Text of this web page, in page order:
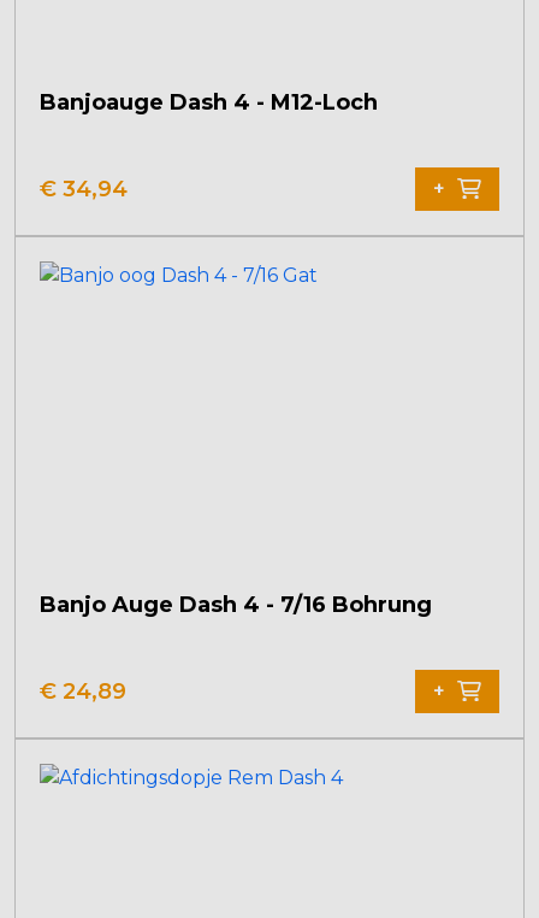
Banjoauge Dash 4 - M12-Loch
€ 34,94 +
Banjo Auge Dash 4 - 7/16 Bohrung
€ 24,89 +